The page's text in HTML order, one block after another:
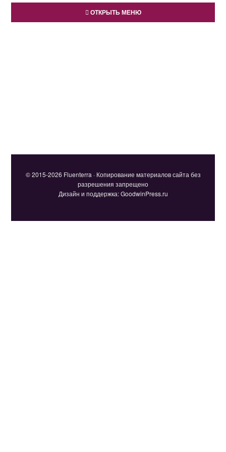
ОТКРЫТЬ МЕНЮ
© 2015-2026 Fluenterra · Копирование материалов сайта без
разрешения запрещено
Дизайн и поддержка: GoodwinPress.ru